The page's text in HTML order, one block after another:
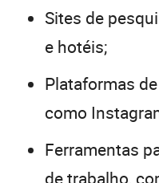
Sites de
e hotéis;
Plataformas
como
Ferramentas
de trabalho,